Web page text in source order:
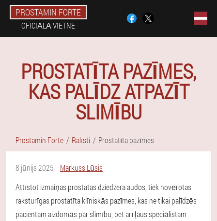
PROSTAMIN FORTE
OFICIĀLĀ VIETNE
PROSTATĪTA PAZĪMES,
KAS PALĪDZ ATPAZĪT
SLIMĪBU
Prostamin Forte Raksti Prostatīta pazīmes
8 jūnijs 2025
Markuss Lūsis
Attīstot izmaiņas prostatas dziedzera audos, tiek novērotas
raksturīgas prostatīta klīniskās pazīmes, kas ne tikai palīdzēs
pacientam aizdomās par slimību, bet arī ļaus speciālistam